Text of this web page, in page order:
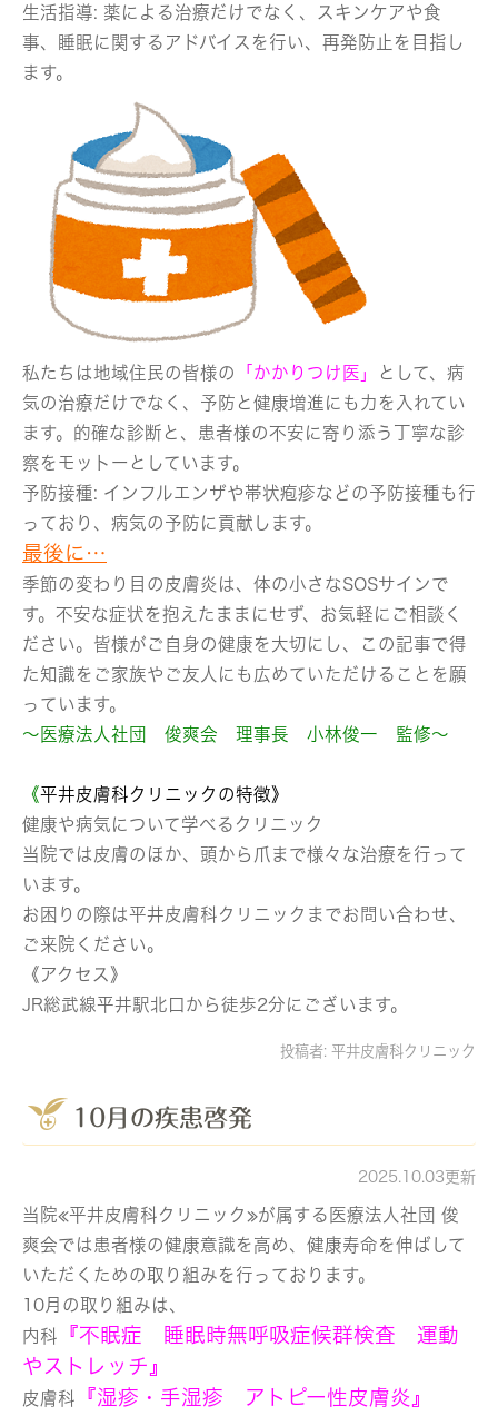
生活指導: 薬による治療だけでなく、スキンケアや食
事、睡眠に関するアドバイスを行い、再発防止を目指し
ます。
私たちは地域住民の皆様の 「かかりつけ医」
として、病
気の治療だけでなく、予防と健康増進にも力を入れてい
ます。的確な診断と、患者様の不安に寄り添う丁寧な診
察をモットーとしています。
予防接種: インフルエンザや帯状疱疹などの予防接種も行
っており、病気の予防に貢献します。
最後に…
季節の変わり目の皮膚炎は、体の小さなSOSサインで
す。不安な症状を抱えたままにせず、お気軽にご相談く
ださい。皆様がご自身の健康を大切にし、この記事で得
た知識をご家族やご友人にも広めていただけることを願
っています。
～医療法人社団 俊爽会 理事長 小林俊一 監修～
《平井皮膚科クリニックの特徴》
健康や病気について学べるクリニック
当院では皮膚のほか、頭から爪まで様々な治療を行って
います。
お困りの際は平井皮膚科クリニックまでお問い合わせ、
ご来院ください。
《アクセス》
JR総武線平井駅北口から徒歩2分にございます。
投稿者: 平井皮膚科クリニック
10月の疾患啓発
2025.10.03更新
当院≪平井皮膚科クリニック≫が属する医療法人社団 俊
爽会では患者様の健康意識を高め、健康寿命を伸ばして
いただくための取り組みを行っております。
10月の取り組みは、
内科
『不眠症 睡眠時無呼吸症候群検査 運動
やストレッチ』
皮膚科 『湿疹・手湿疹 アトピー性皮膚炎』